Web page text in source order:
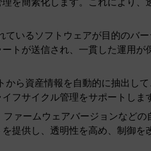
ているソフトウェアが目的のバ
トが送信され、一貫した運用
から資産情報を自動的に抽出し
フサイクル管理をサポートしま
ァームウェアバージョンなど
提供し、透明性を高め、制御